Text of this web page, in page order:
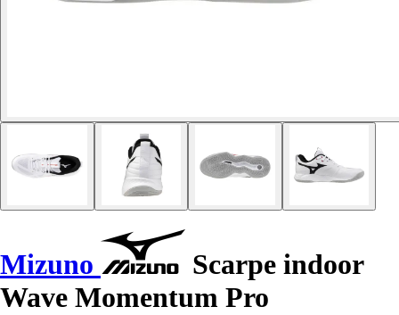
Mizuno
Scarpe indoor
Wave Momentum Pro